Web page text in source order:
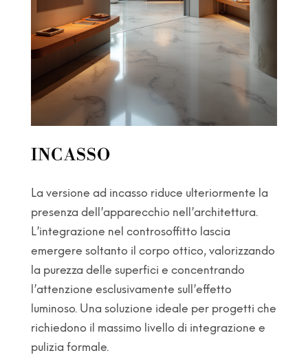
INCASSO
La versione ad incasso riduce ulteriormente la
presenza dell’apparecchio nell’architettura.
L’integrazione nel controsoffitto lascia
emergere soltanto il corpo ottico, valorizzando
la purezza delle superfici e concentrando
l’attenzione esclusivamente sull’effetto
luminoso. Una soluzione ideale per progetti che
richiedono il massimo livello di integrazione e
pulizia formale.